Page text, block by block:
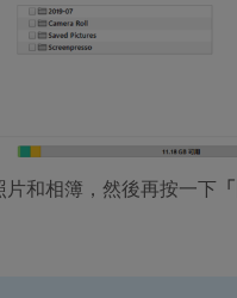
和相簿，然後再按一下